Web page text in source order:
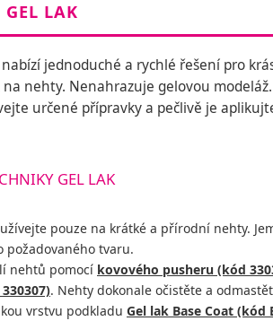
LAK
jednoduché a rychlé řešení pro
nehty. Nenahrazuje gelovou
určené přípravky a pečlivě je
GEL LAK
pouze na krátké a přírodní nehty.
požadovaného tvaru.
nehtů pomocí kovového pusheru (kód
. Nehty dokonale očistěte a
vrstvu podkladu Gel lak Base Coat (kód